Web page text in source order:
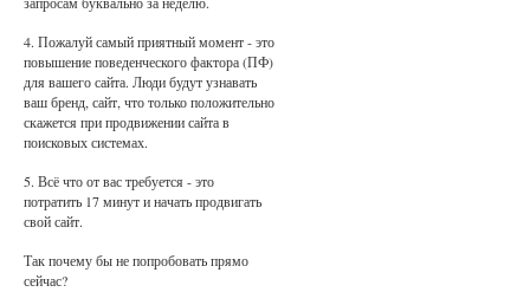
4. Пожалуй самый приятный момент - это
повышение поведенческого фактора (ПФ)
для вашего сайта. Люди будут узнавать
ваш бренд, сайт, что только положительно
скажется при продвижении сайта в
поисковых системах.
5. Всё что от вас требуется - это
потратить 17 минут и начать продвигать
свой сайт.
Так почему бы не попробовать прямо
сейчас?